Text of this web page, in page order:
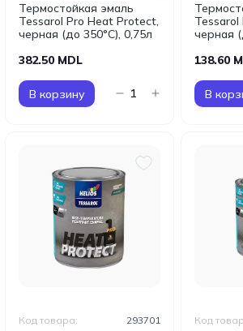
Термостойкая эмаль
Tessarol Pro Heat Protect,
черная (до 350°C), 0,75л
382.50 MDL
В корзину
черная
138.60
В
Код товара: 293701 Код